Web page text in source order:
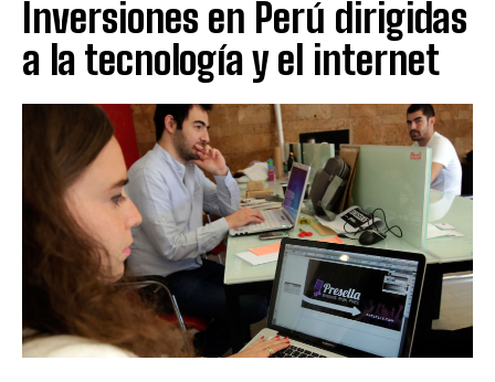
Inversiones en Perú dirigidas
a la tecnología y el internet